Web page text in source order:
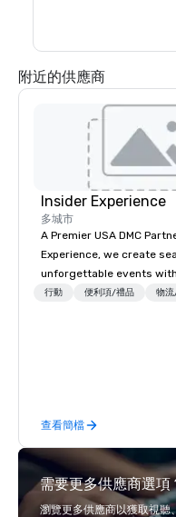
附近的供應商
Insider Experience
多城市
A Premier USA DMC Partner At
Experience, we create
unforgettable events
access to premium
times, all-inclusive budget
turnarounds, strong
relationships, and
precision. We operate
in key destinations such
行動 便利項/禮品 物
查看簡檔
需要更多供應商選項
瀏覽更多供應商以獲取視聽